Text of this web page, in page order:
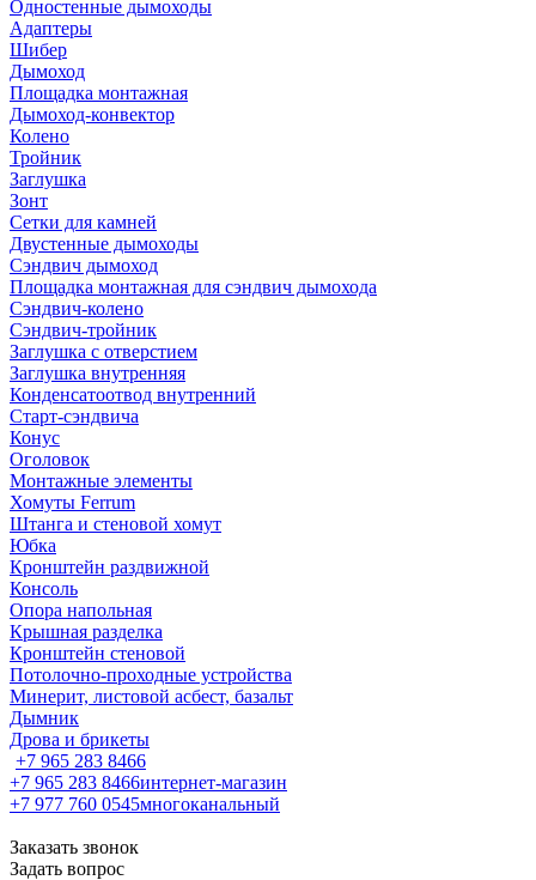
Одностенные дымоходы
Адаптеры
Шибер
Дымоход
Площадка монтажная
Дымоход-конвектор
Колено
Тройник
Заглушка
Зонт
Сетки для камней
Двустенные дымоходы
Сэндвич дымоход
Площадка монтажная для сэндвич дымохода
Сэндвич-колено
Сэндвич-тройник
Заглушка с отверстием
Заглушка внутренняя
Конденсатоотвод внутренний
Старт-сэндвича
Конус
Оголовок
Монтажные элементы
Хомуты Ferrum
Штанга и стеновой хомут
Юбка
Кронштейн раздвижной
Консоль
Опора напольная
Крышная разделка
Кронштейн стеновой
Потолочно-проходные устройства
Минерит, листовой асбест, базальт
Дымник
Дрова и брикеты
+7 965 283 8466
+7 965 283 8466интернет-магазин
+7 977 760 0545многоканальный
Заказать звонок
Задать вопрос